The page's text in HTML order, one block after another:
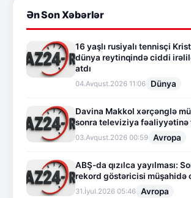
Ən Son Xəbərlər
16 yaşlı rusiyalı tennisçi
dünya reytinqində ciddi
atdı
04.Avqust.2026 11:06 Dünya
Davina Makkol xərçənglə
sonra televiziya fəaliyyətinə
03.Avqust.2026 00:59 Avropa
ABŞ-da qızılca yayılması:
rekord göstəricisi müşahidə
31.İyul.2026 05:46 Avropa